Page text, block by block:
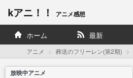
kアニ！！ アニメ感想
ホーム 最新
アニメ 葬送のフリーレン(第2期)
放映中アニメ